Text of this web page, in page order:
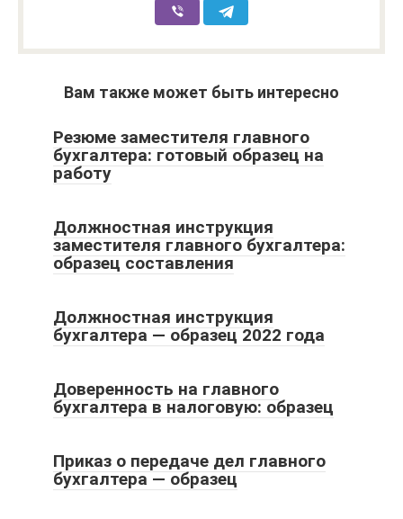
Вам также может быть интересно
Резюме заместителя главного
бухгалтера: готовый образец на
работу
Должностная инструкция
заместителя главного бухгалтера:
образец составления
Должностная инструкция
бухгалтера — образец 2022 года
Доверенность на главного
бухгалтера в налоговую: образец
Приказ о передаче дел главного
бухгалтера — образец